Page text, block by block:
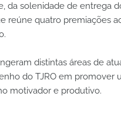
da solenidade de entrega
reúne quatro premiações
distintas áreas de
do TJRO em promover
motivador e produtivo.